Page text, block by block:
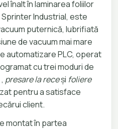
înalt în laminarea foliilor
Sprinter Industrial, este
puternică, lubrifiată
de vacuum mai mare
automatizare PLC, operat
cu trei moduri de
presare la receși foliere
pentru a satisface
client.
montat în partea